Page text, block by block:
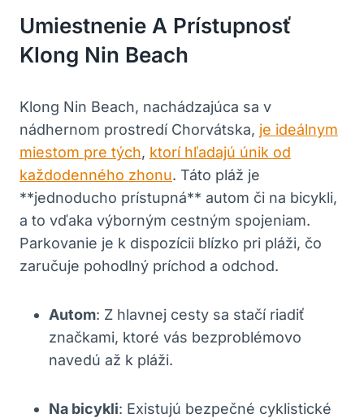
Umiestnenie A Prístupnosť
Klong Nin Beach
Klong Nin Beach, nachádzajúca sa v
nádhernom prostredí Chorvátska, je ideálnym
miestom pre tých, ktorí hľadajú únik od
každodenného zhonu. Táto pláž je
**jednoducho prístupná** autom či na bicykli,
a to vďaka výborným cestným spojeniam.
Parkovanie je k dispozícii blízko pri pláži, čo
zaručuje pohodlný príchod a odchod.
Autom: Z hlavnej cesty sa stačí riadiť
značkami, ktoré vás bezproblémovo
navedú až k pláži.
Na bicykli: Existujú bezpečné cyklistické